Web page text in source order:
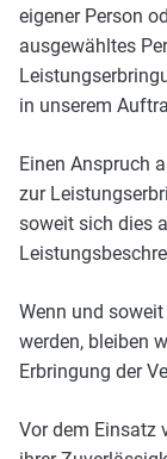
eigener Person
ausgewähltes
in unserem
Einen Anspruch
zur
soweit sich dies
Wenn und
werden, bleiben
Erbringung der
Vor dem Einsatz